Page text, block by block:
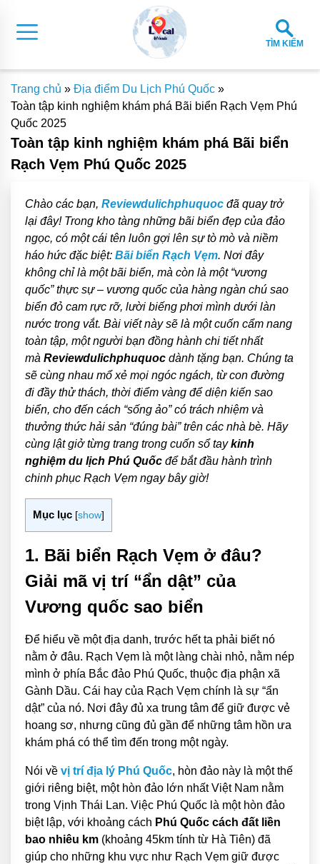
TÌM KIẾM
Trang chủ » Địa điểm Du Lịch Phú Quốc »
Toàn tập kinh nghiệm khám phá Bãi biển Rạch Vẹm Phú
Quốc 2025
Toàn tập kinh nghiệm khám phá Bãi biển
Rạch Vẹm Phú Quốc 2025
Chào các bạn, Reviewdulichphuquoc đã quay trở
lại đây! Trong kho tàng những bãi biển đẹp của đảo
ngọc, có một cái tên luôn gợi lên sự tò mò và niềm
háo hức đặc biệt: Bãi biển Rạch Vẹm. Nơi đây
không chỉ là một bãi biển, mà còn là một “vương
quốc” thực sự – vương quốc của hàng ngàn chú sao
biển đỏ cam rực rỡ, lười biếng phơi mình dưới làn
nước trong vắt. Bài viết này sẽ là một cuốn cẩm nang
toàn tập, một người bạn đồng hành chi tiết nhất
mà Reviewdulichphuquoc dành tặng bạn. Chúng ta
sẽ cùng nhau mổ xẻ mọi ngóc ngách, từ con đường
đi đầy thử thách, thời điểm vàng để diện kiến sao
biển, cho đến cách “sống ảo” có trách nhiệm và
thưởng thức hải sản “đúng bài” trên các nhà bè. Hãy
cùng lật giở từng trang trong cuốn sổ taykinh
nghiệm du lịch Phú Quốc để bắt đầu hành trình
chinh phục Rạch Vẹm ngay bây giờ!
Mục lục [show]
1. Bãi biển Rạch Vẹm ở đâu?
Giải mã vị trí “ẩn dật” của
Vương quốc sao biển
Để hiểu về một địa danh, trước hết ta phải biết nó
nằm ở đâu. Rạch Vẹm là một làng chài nhỏ, nằm nép
mình ở phía Bắc đảo Phú Quốc, thuộc địa phận xã
Gành Dầu. Cái hay của Rạch Vẹm chính là sự “ẩn
dật” của nó. Nơi đây đủ xa trung tâm để giữ được vẻ
hoang sơ, nhưng cũng đủ gần để những tâm hồn ưa
khám phá có thể tìm đến trong một ngày.
Nói về vị trí địa lý Phú Quốc, hòn đảo này là một thế
giới riêng biệt, một hòn đảo lớn nhất Việt Nam nằm
trong Vịnh Thái Lan. Việc Phú Quốc là một hòn đảo
biệt lập, với khoảng cách Phú Quốc cách đất liền
bao nhiêu km (khoảng 45km tính từ Hà Tiên) đã
giúp cho những khu vực như Rạch Vẹm giữ được